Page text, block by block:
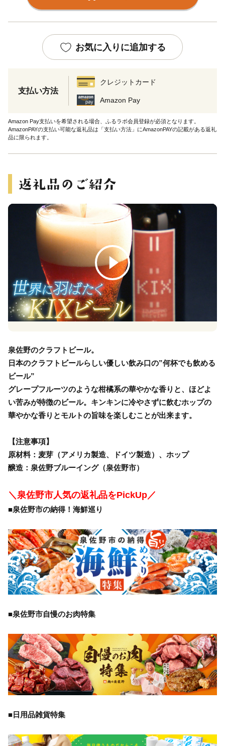
お気に入りに追加する
支払い方法
クレジットカード
Amazon Pay
Amazon Pay支払いを希望される場合、ふるラボ会員登録が必須となります。
AmazonPAYの支払い可能な返礼品は「支払い方法」にAmazonPAYの記載がある返礼
品に限られます。
泉佐野のクラフトビール。
日本のクラフトビールらしい優しい飲み口の”何杯でも飲める
ビール”
グレープフルーツのような柑橘系の華やかな香りと、ほどよ
い苦みが特徴のビール。キンキンに冷やさずに飲むホップの
華やかな香りとモルトの旨味を楽しむことが出来ます。
【注意事項】
原材料：麦芽（アメリカ製造、ドイツ製造）、ホップ
醸造：泉佐野ブルーイング（泉佐野市）
＼泉佐野市人気の返礼品をPickUp／
■泉佐野市の納得！海鮮巡り
■泉佐野市自慢のお肉特集
■日用品雑貨特集